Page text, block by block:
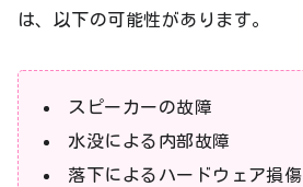
は、以下の可能性があります。
スピーカーの故障
水没による内部故障
落下によるハードウェア損傷